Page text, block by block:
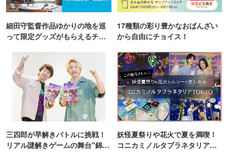
細田守監督作品ゆかりの地を巡
って限定グッズがもらえるチャ
17種類の彩り豊かなおばんざい
から自由にチョイス！
三四郎が早解きバトルに挑戦！
リアル謎解きゲームの舞台"錦糸
妖怪夏祭りや花火で夏を満喫！
コニカミノルタプラネタリア